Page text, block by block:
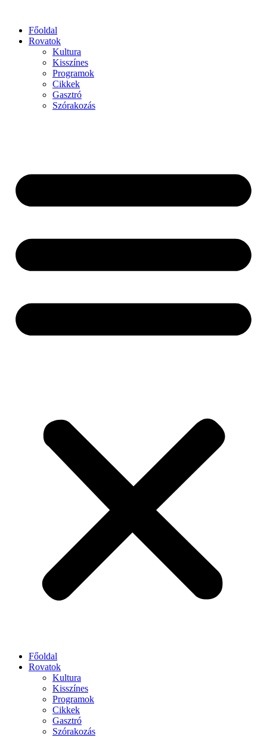
Főoldal
Rovatok
Kultura
Kisszínes
Programok
Cikkek
Gasztró
Szórakozás
Főoldal
Rovatok
Kultura
Kisszínes
Programok
Cikkek
Gasztró
Szórakozás